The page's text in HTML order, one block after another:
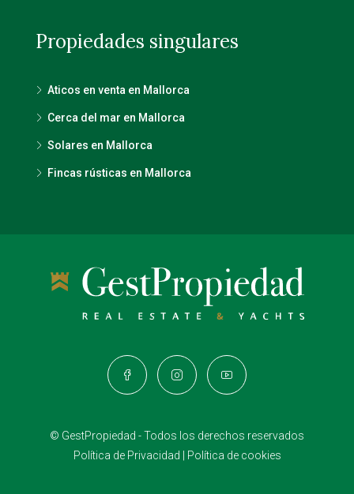
Propiedades singulares
Aticos en venta en Mallorca
Cerca del mar en Mallorca
Solares en Mallorca
Fincas rústicas en Mallorca
© GestPropiedad - Todos los derechos reservados
Política de Privacidad
Política de cookies